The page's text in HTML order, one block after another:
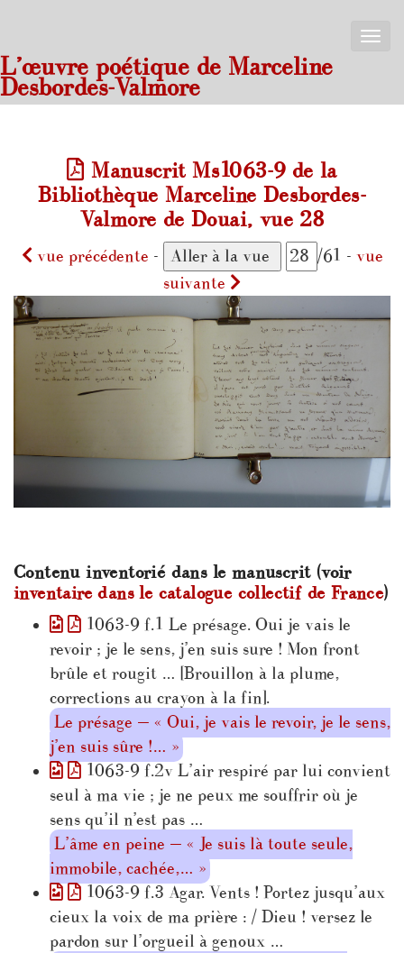
Toggle
L’œuvre poétique de Marceline
Desbordes-Valmore
Manuscrit Ms1063-9 de la
Bibliothèque Marceline Desbordes-
Valmore de Douai, vue 28
vue précédente - /61 - vue
suivante
Contenu inventorié dans le manuscrit (voir
inventaire dans le catalogue collectif de France)
1063-9 f.1 Le présage. Oui je vais le
revoir ; je le sens, j’en suis sure ! Mon front
brûle et rougit … [Brouillon à la plume,
corrections au crayon à la fin].
Le présage — « Oui, je vais le revoir, je le sens,
j’en suis sûre !… »
1063-9 f.2v L’air respiré par lui convient
seul à ma vie ; je ne peux me souffrir où je
sens qu’il n’est pas …
L’âme en peine — « Je suis là toute seule,
immobile, cachée,… »
1063-9 f.3 Agar. Vents ! Portez jusqu’aux
cieux la voix de ma prière : / Dieu ! versez le
pardon sur l’orgueil à genoux …